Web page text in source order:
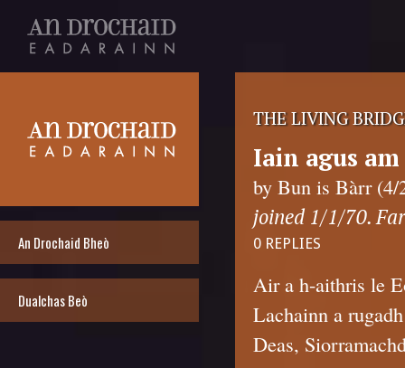
An Drochaid Bheò
Dualchas Beò
THE LIVING
Iain agus
by Bun is Bàrr (4/
joined 1/1/70.
0 REPLIES
Air a h-aithris le
Lachainn a
Deas,